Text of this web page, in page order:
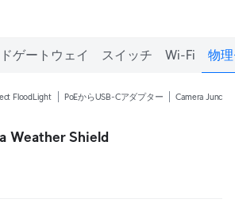
ゲートウェイ スイッチ Wi-Fi 物
FloodLight PoEからUSB-Cアダプター Camera
Weather Shield